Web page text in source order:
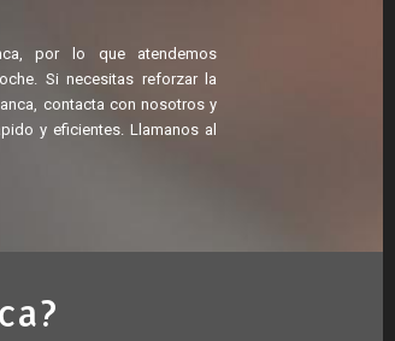
por lo que atendemos
Si necesitas reforzar la
contacta con nosotros y
y eficientes. Llamanos al